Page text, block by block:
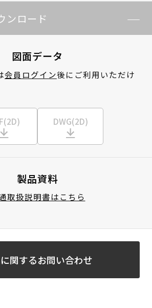
ンロード
図面データ
会員ログイン後にご利用いただけ
DWG(2D)
製品資料
取扱説明書はこちら
関するお問い合わせ